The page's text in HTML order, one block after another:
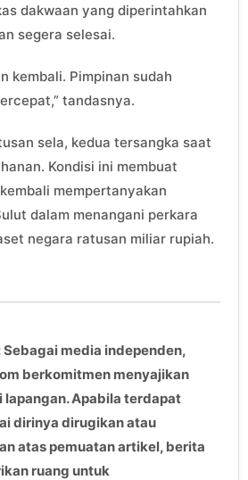
dakwaan yang diperintahkan
segera selesai.
kembali. Pimpinan sudah
tandasnya.
sela, kedua tersangka saat
Kondisi ini membuat
mempertanyakan
dalam menangani perkara
negara ratusan miliar rupiah.
media independen,
berkomitmen menyajikan
Apabila terdapat
dirinya dirugikan atau
atas pemuatan artikel, berita
ruang untuk